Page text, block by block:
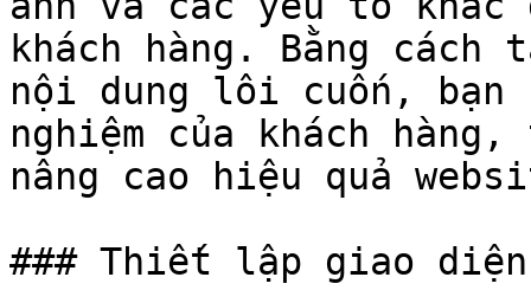
khách hàng. Bằng
nội dung lôi cuốn,
nghiệm của khách
nâng cao hiệu quả
### Thiết lập giao diện